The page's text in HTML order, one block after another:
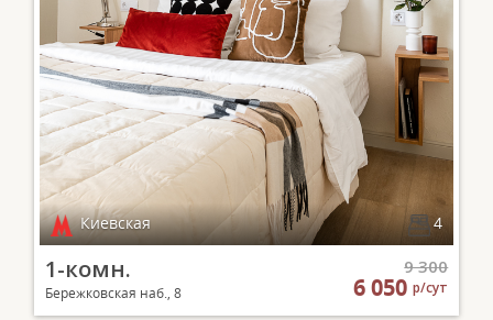
Киевская 4
1-комн.
Бережковская наб., 8
9 300
6 050р/сут